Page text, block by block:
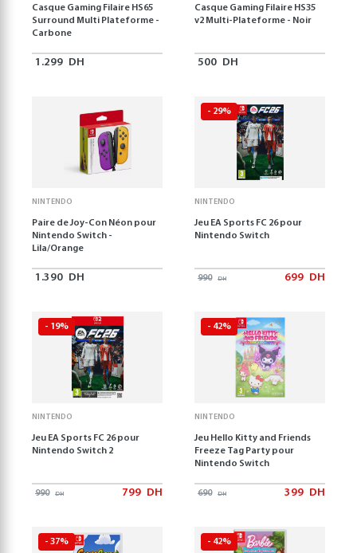
Casque Gaming Filaire HS65
Surround Multi Plateforme -
Carbone
1.299 DH
Casque Gaming Filaire HS35
v2 Multi-Plateforme - Noir
500 DH
NINTENDO
Paire de Joy-Con Néon pour
Nintendo Switch -
Lila/Orange
1.390 DH
- 29%
NINTENDO
Jeu EA Sports FC 26 pour
Nintendo Switch
990 DH 699 DH
- 19%
NINTENDO
Jeu EA Sports FC 26 pour
Nintendo Switch 2
990 DH 799 DH
- 42%
NINTENDO
Jeu Hello Kitty and Friends
Freeze Tag Party pour
Nintendo Switch
690 DH 399 DH
- 37% - 42%